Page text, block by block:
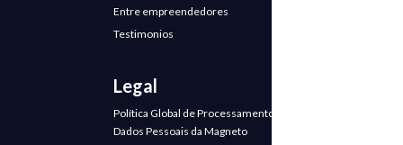
Entre empreendedores
Testimonios
Legal
Política Global de Processamento de
Dados Pessoais da Magneto